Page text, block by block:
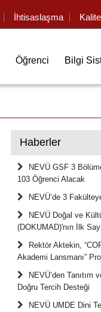
İhtisaslaşma Kalite
Öğrenci Bilgi
Haberler
NEVÜ GSF 3
103 Öğrenci Alacak
NEVÜ’de 3
NEVÜ Doğal ve
(DOKUMAD)'nın İlk
Rektör Aktekin,
Akademi Lansmanı”
NEVÜ’den
Doğru Tercih Desteği
NEVÜ UMDE Dini